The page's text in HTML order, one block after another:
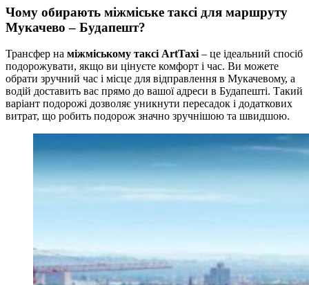
Чому обирають міжміське таксі для маршруту
Мукачево – Будапешт?
Трансфер на міжміському таксі ArtTaxi – це ідеальний спосіб
подорожувати, якщо ви цінуєте комфорт і час. Ви можете
обрати зручний час і місце для відправлення в Мукачевому, а
водій доставить вас прямо до вашої адреси в Будапешті. Такий
варіант подорожі дозволяє уникнути пересадок і додаткових
витрат, що робить подорож значно зручнішою та швидшою.